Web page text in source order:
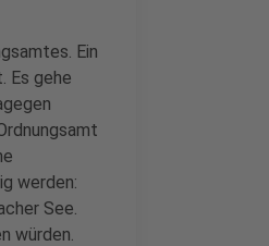
Ein
Es gehe
werden:
See.
würden.